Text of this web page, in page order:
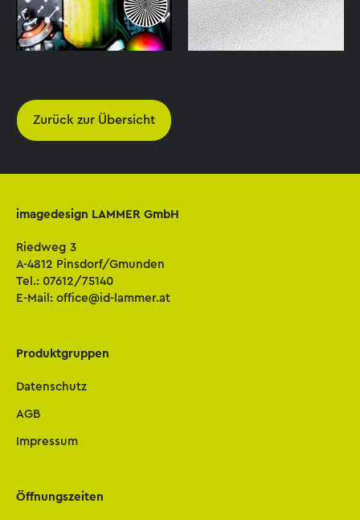
Zurück zur Übersicht
imagedesign LAMMER GmbH
Riedweg 3
A-4812 Pinsdorf/Gmunden
Tel.: 07612/75140
E-Mail:office@id-lammer.at
Produktgruppen
Datenschutz
AGB
Impressum
Öffnungszeiten